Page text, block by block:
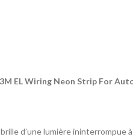
EL Wiring Neon Strip For
d’une lumière ininterrompue